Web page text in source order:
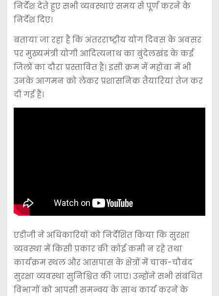
निर्देश देते हुए सभी व्यवस्थाएं समय से पूर्ण करने के
निर्देश दिए।
बताया जा रहा है कि अंतरराष्ट्रीय योग दिवस के अवसर
पर मुख्यमंत्री योगी आदित्यनाथ का बुंदेलखंड के कई
जिलों का दौरा प्रस्तावित है। इसी क्रम में महोबा में भी
उनके आगमन को लेकर प्रशासनिक तैयारियां तेज कर
दी गई हैं।
एडीजी ने अधिकारियों को निर्देशित किया कि सुरक्षा
व्यवस्था में किसी प्रकार की कोई कमी न रहे तथा
कार्यक्रम स्थल और आसपास के क्षेत्रों में चाक-चौबंद
सुरक्षा व्यवस्था सुनिश्चित की जाए। उन्होंने सभी संबंधित
विभागों को आपसी समन्वय के साथ कार्य करने के